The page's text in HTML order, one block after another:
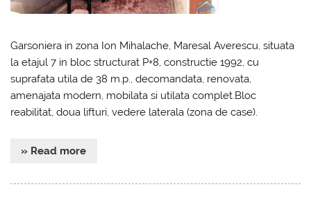
Garsoniera in zona Ion Mihalache, Maresal Averescu, situata
la etajul 7 in bloc structurat P+8, constructie 1992, cu
suprafata utila de 38 m.p., decomandata, renovata,
amenajata modern, mobilata si utilata complet.Bloc
reabilitat, doua lifturi, vedere laterala (zona de case).
» Read more